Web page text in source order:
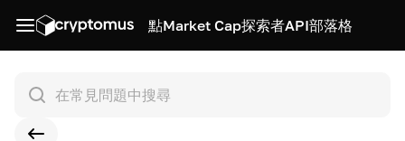
點Market Cap探索者API部落格